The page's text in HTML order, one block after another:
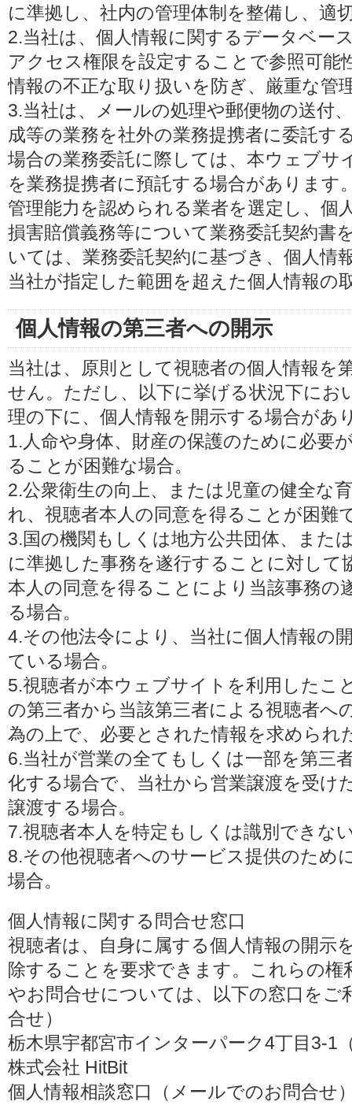
に準拠し、社内の管理体制を整備し、適
2.当社は、個人情報に関するデータベー
アクセス権限を設定することで参照可能
情報の不正な取り扱いを防ぎ、厳重な管
3.当社は、メールの処理や郵便物の送付
成等の業務を社外の業務提携者に委託す
場合の業務委託に際しては、本ウェブサ
を業務提携者に預託する場合があります
管理能力を認められる業者を選定し、個
損害賠償義務等について業務委託契約書
いては、業務委託契約に基づき、個人情
当社が指定した範囲を超えた個人情報の
個人情報の第三者への開示
当社は、原則として視聴者の個人情報を
せん。ただし、以下に挙げる状況下にお
理の下に、個人情報を開示する場合があ
1.人命や身体、財産の保護のために必要
ることが困難な場合。
2.公衆衛生の向上、または児童の健全な
れ、視聴者本人の同意を得ることが困難
3.国の機関もしくは地方公共団体、また
に準拠した事務を遂行することに対して
本人の同意を得ることにより当該事務の
る場合。
4.その他法令により、当社に個人情報の
ている場合。
5.視聴者が本ウェブサイトを利用したこ
の第三者から当該第三者による視聴者へ
為の上で、必要とされた情報を求められ
6.当社が営業の全てもしくは一部を第三
化する場合で、当社から営業譲渡を受け
譲渡する場合。
7.視聴者本人を特定もしくは識別できな
8.その他視聴者へのサービス提供のため
場合。
個人情報に関する問合せ窓口
視聴者は、自身に属する個人情報の開示
除することを要求できます。これらの権
やお問合せについては、以下の窓口をご
合せ）
栃木県宇都宮市インターパーク4丁目3-1
株式会社 HitBit
個人情報相談窓口（メールでのお問合せ